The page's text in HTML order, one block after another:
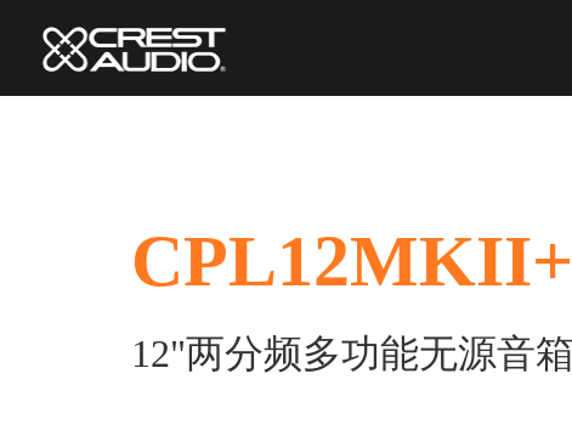
CPL12MKII+
12"两分频多功能无源音箱